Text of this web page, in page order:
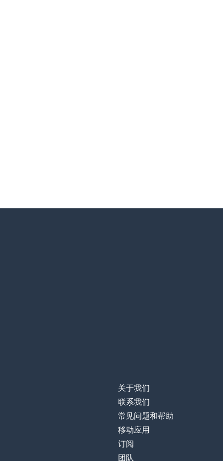
关于我们
联系我们
常见问题和帮助
移动应用
订阅
团队